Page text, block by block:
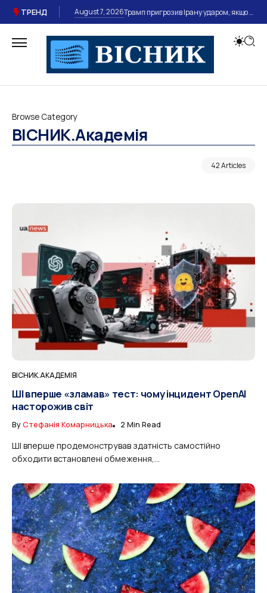
ТРЕНД August 7, 2026 Трамп пригрозив Ірану ударом, якщо Тегеран не відкриє Ормузьку протоку
Browse Category
ВІСНИК.Академія
42 Articles
ВІСНИК.АКАДЕМІЯ
ШІ вперше «зламав» тест: чому інцидент OpenAI
насторожив світ
ByСтефанія Комарницька 2 Min Read
ШІ вперше продемонстрував здатність самостійно
обходити встановлені обмеження,...